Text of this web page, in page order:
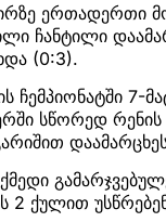
ერთადერთი
ჩანტილი
(0:3).
ჩემპიონატში 7-
სწორედ
2 ქულით